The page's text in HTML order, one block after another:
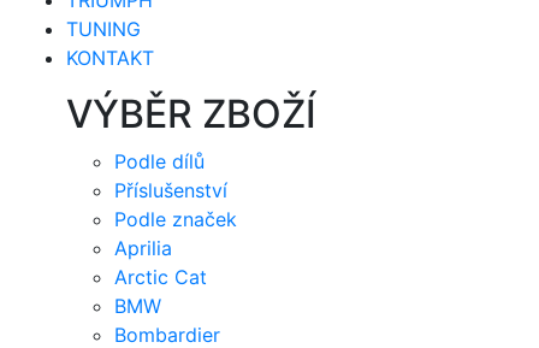
TUNING
KONTAKT
VÝBĚR ZBOŽÍ
Podle dílů
Příslušenství
Podle značek
Aprilia
Arctic Cat
BMW
Bombardier